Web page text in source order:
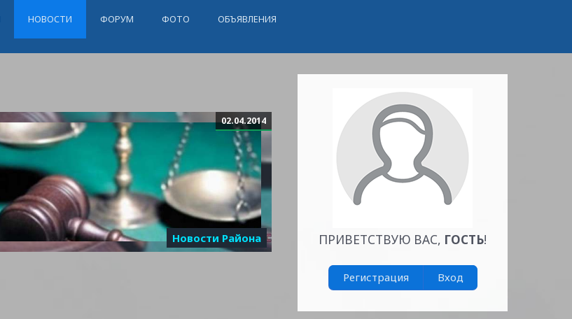
НОВОСТИ ФОРУМ ФОТО ОБЪЯВЛЕНИЯ
02.04.2014
Новости Района ПРИВЕТСТВУЮ ВАС, ГОСТЬ!
Регистрация Вход